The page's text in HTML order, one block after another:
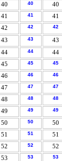
40 40 40
41 41 41
42 42 42
43 43 43
44 44 44
45 45 45
46 46 46
47 47 47
48 48 48
49 49 49
50 50 50
51 51 51
52 52 52
53 53 53